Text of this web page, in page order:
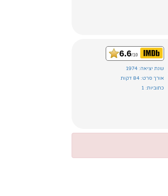
6.6/10
שנת יציאה: 1974
אורך סרט: 84 דקות
כתוביות: 1